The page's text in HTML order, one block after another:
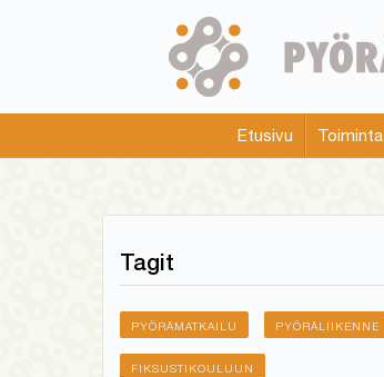
menu
Etusivu Toiminta
Tagit
PYÖRÄMATKAILU PYÖRÄLIIKENNE
FIKSUSTIKOULUUN